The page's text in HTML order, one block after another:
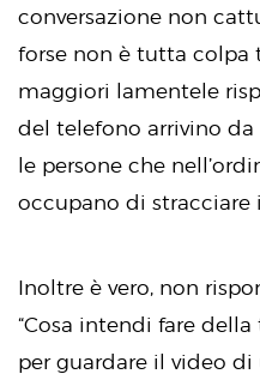
conversazione non
forse non è tutta colpa
maggiori lamentele
del telefono arrivino da
le persone che
occupano di
Inoltre è vero, non
“Cosa intendi fare della
per guardare il video